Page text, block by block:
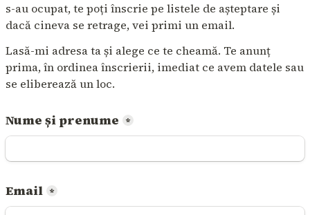
s-au ocupat, te poți înscrie pe listele de așteptare și
dacă cineva se retrage, vei primi un email.
Lasă-mi adresa ta și alege ce te cheamă. Te anunț
prima, în ordinea înscrierii, imediat ce avem datele sau
se eliberează un loc.
Nume și prenume *
Email *